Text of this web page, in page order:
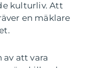
kulturliv. Att
en mäklare
av att vara